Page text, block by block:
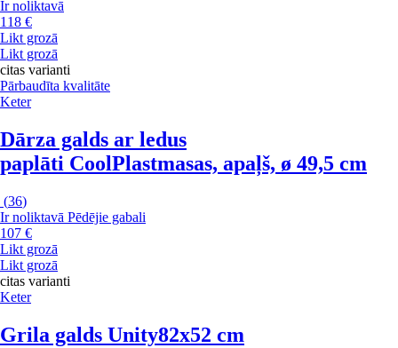
Ir noliktavā
118 €
Likt grozā
Likt grozā
citas varianti
Pārbaudīta kvalitāte
Keter
Dārza galds ar ledus
paplāti CoolPlastmasas, apaļš, ø 49,5 cm
(36)
Ir noliktavā Pēdējie gabali
107 €
Likt grozā
Likt grozā
citas varianti
Keter
Grila galds Unity82x52 cm